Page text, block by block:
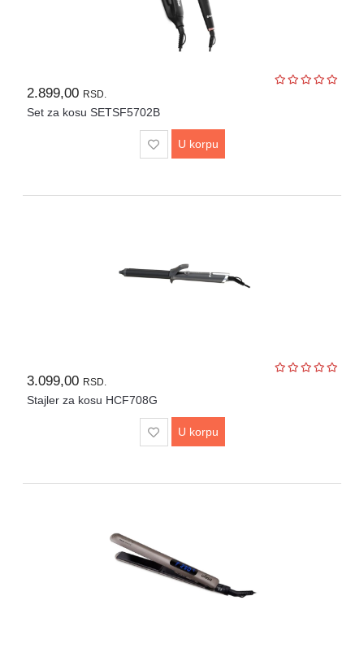
2.899,00 RSD.
Set za kosu SETSF5702B
U korpu
3.099,00 RSD.
Stajler za kosu HCF708G
U korpu